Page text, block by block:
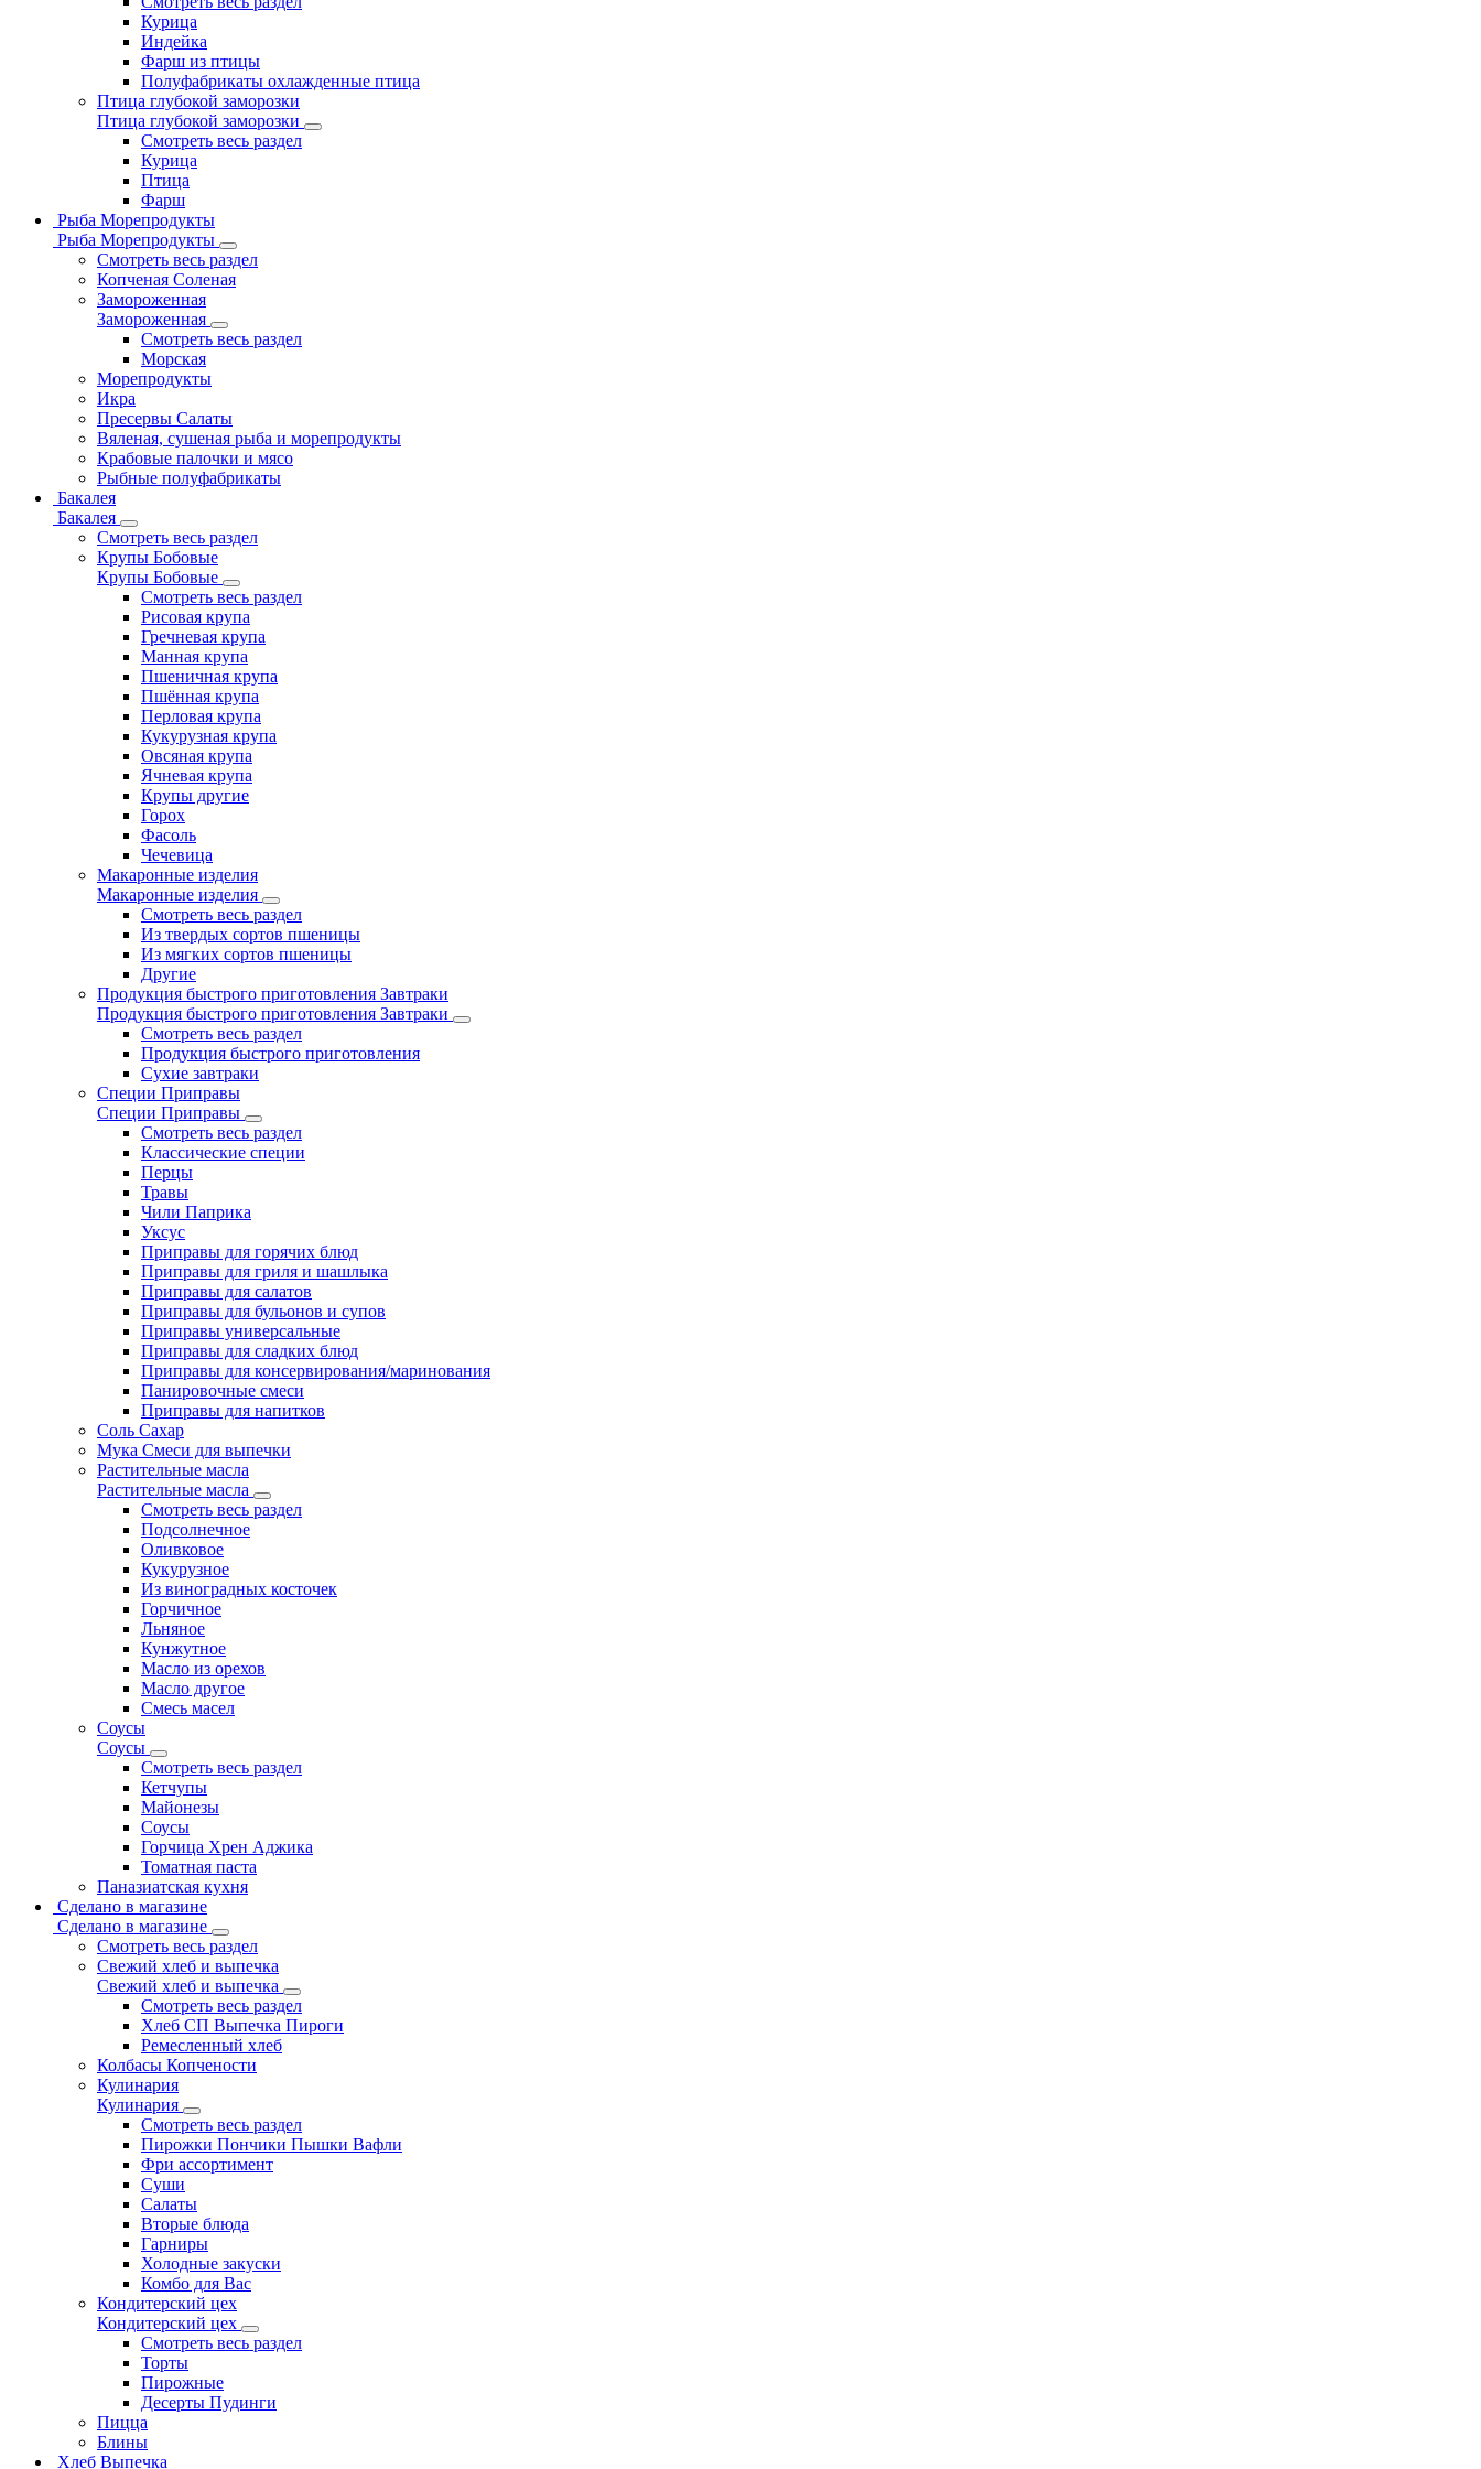
Курица
Индейка
Фарш из птицы
Полуфабрикаты охлажденные птица
Птица глубокой заморозки
Птица глубокой заморозки
Смотреть весь раздел
Курица
Птица
Фарш
Рыба Морепродукты
Рыба Морепродукты
Смотреть весь раздел
Копченая Соленая
Замороженная
Замороженная
Смотреть весь раздел
Морская
Морепродукты
Икра
Пресервы Салаты
Вяленая, сушеная рыба и морепродукты
Крабовые палочки и мясо
Рыбные полуфабрикаты
Бакалея
Бакалея
Смотреть весь раздел
Крупы Бобовые
Крупы Бобовые
Смотреть весь раздел
Рисовая крупа
Гречневая крупа
Манная крупа
Пшеничная крупа
Пшённая крупа
Перловая крупа
Кукурузная крупа
Овсяная крупа
Ячневая крупа
Крупы другие
Горох
Фасоль
Чечевица
Макаронные изделия
Макаронные изделия
Смотреть весь раздел
Из твердых сортов пшеницы
Из мягких сортов пшеницы
Другие
Продукция быстрого приготовления Завтраки
Продукция быстрого приготовления Завтраки
Смотреть весь раздел
Продукция быстрого приготовления
Сухие завтраки
Специи Приправы
Специи Приправы
Смотреть весь раздел
Классические специи
Перцы
Травы
Чили Паприка
Уксус
Приправы для горячих блюд
Приправы для гриля и шашлыка
Приправы для салатов
Приправы для бульонов и супов
Приправы универсальные
Приправы для сладких блюд
Приправы для консервирования/маринования
Панировочные смеси
Приправы для напитков
Соль Сахар
Мука Смеси для выпечки
Растительные масла
Растительные масла
Смотреть весь раздел
Подсолнечное
Оливковое
Кукурузное
Из виноградных косточек
Горчичное
Льняное
Кунжутное
Масло из орехов
Масло другое
Смесь масел
Соусы
Соусы
Смотреть весь раздел
Кетчупы
Майонезы
Соусы
Горчица Хрен Аджика
Томатная паста
Паназиатская кухня
Сделано в магазине
Сделано в магазине
Смотреть весь раздел
Свежий хлеб и выпечка
Свежий хлеб и выпечка
Смотреть весь раздел
Хлеб СП Выпечка Пироги
Ремесленный хлеб
Колбасы Копчености
Кулинария
Кулинария
Смотреть весь раздел
Пирожки Пончики Пышки Вафли
Фри ассортимент
Суши
Салаты
Вторые блюда
Гарниры
Холодные закуски
Комбо для Вас
Кондитерский цех
Кондитерский цех
Смотреть весь раздел
Торты
Пирожные
Десерты Пудинги
Пицца
Блины
Хлеб Выпечка